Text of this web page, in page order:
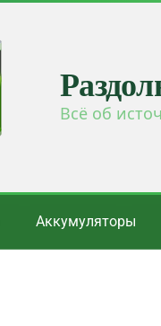
Всё об
Аккумуляторы